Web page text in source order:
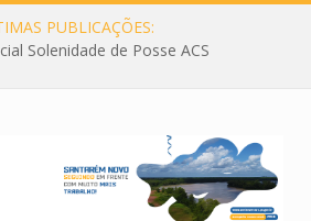
PUBLICAÇÕES:
Solenidade de Posse ACS